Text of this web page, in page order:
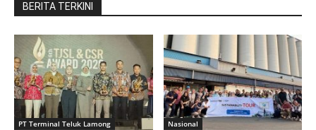
BERITA TERKINI
PT Terminal Teluk Lamong Nasional